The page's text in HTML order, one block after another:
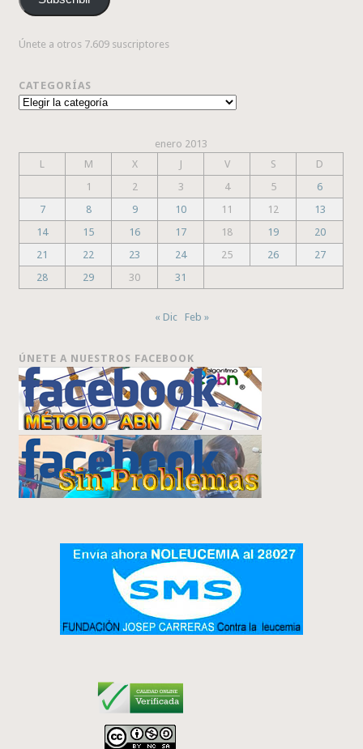
electrónico
Únete a otros 7.609 suscriptores
CATEGORÍAS
Categorías
enero 2013
L
M X J V S
D
1
2 3 4 5
6
7
8 9 10 11 12
13
14
15 16 17 18 19
20
21
22 23 24 25 26
27
28
29 30 31
« Dic Feb »
ÚNETE A NUESTROS FACEBOOK